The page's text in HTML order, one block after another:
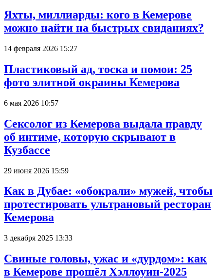
Яхты, миллиарды: кого в Кемерове
можно найти на быстрых свиданиях?
14 февраля 2026 15:27
Пластиковый ад, тоска и помои: 25
фото элитной окраины Кемерова
6 мая 2026 10:57
Сексолог из Кемерова выдала правду
об интиме, которую скрывают в
Кузбассе
29 июня 2026 15:59
Как в Дубае: «обокрали» мужей, чтобы
протестировать ультрановый ресторан
Кемерова
3 декабря 2025 13:33
Свиные головы, ужас и «дурдом»: как
в Кемерове прошёл Хэллоуин-2025